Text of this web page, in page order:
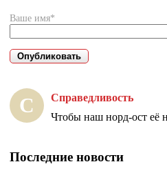
Ваше имя*
С Справедливость
Чтобы наш норд-ост её
Последние новости